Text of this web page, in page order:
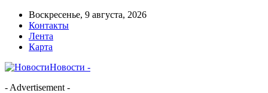
Воскресенье, 9 августа, 2026
Контакты
Лента
Карта
Новости -
- Advertisement -